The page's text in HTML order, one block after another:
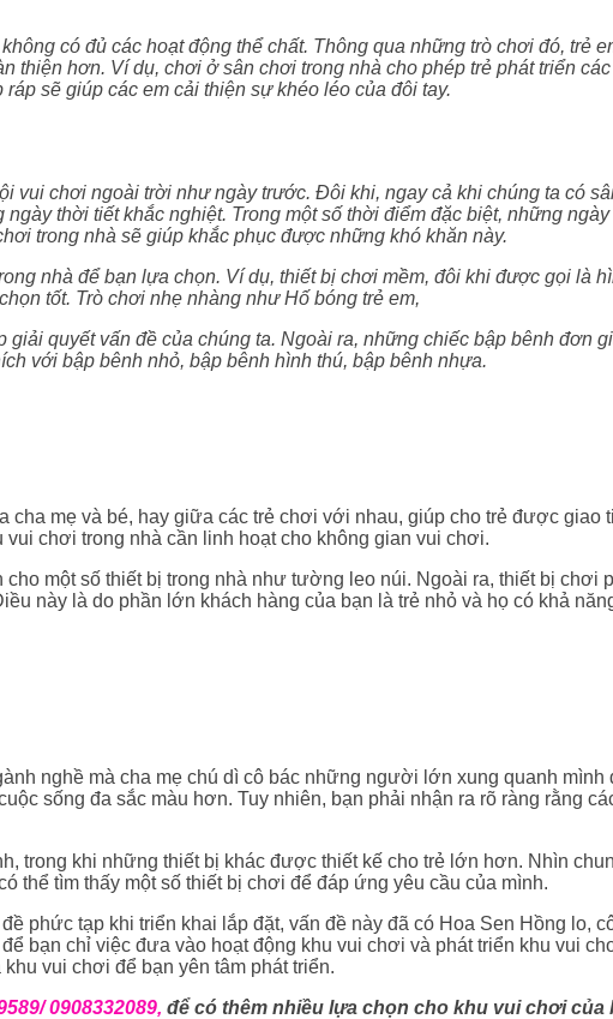
có đủ các hoạt động thể chất. Thông qua những trò chơi đó, trẻ
thiện hơn. Ví dụ, chơi ở sân chơi trong nhà cho phép trẻ phát triển
sẽ giúp các em cải thiện sự khéo léo của đôi tay.
vui chơi ngoài trời như ngày trước. Đôi khi, ngay cả khi chúng ta có
thời tiết khắc nghiệt. Trong một số thời điểm đặc biệt, những
trong nhà sẽ giúp khắc phục được những khó khăn này.
nhà để bạn lựa chọn. Ví dụ, thiết bị chơi mềm, đôi khi được gọi là
tốt. Trò chơi nhẹ nhàng như Hố bóng trẻ em,
quyết vấn đề của chúng ta. Ngoài ra, những chiếc bập bênh đơn
với bập bênh nhỏ, bập bênh hình thú, bập bênh nhựa.
mẹ và bé, hay giữa các trẻ chơi với nhau, giúp cho trẻ được giao
chơi trong nhà cần linh hoạt cho không gian vui chơi.
một số thiết bị trong nhà như tường leo núi. Ngoài ra, thiết bị chơi
này là do phần lớn khách hàng của bạn là trẻ nhỏ và họ có khả
nghề mà cha mẹ chú dì cô bác những người lớn xung quanh mình
sống đa sắc màu hơn. Tuy nhiên, bạn phải nhận ra rõ ràng rằng
trong khi những thiết bị khác được thiết kế cho trẻ lớn hơn. Nhìn
thể tìm thấy một số thiết bị chơi để đáp ứng yêu cầu của mình.
phức tạp khi triển khai lắp đặt, vấn đề này đã có Hoa Sen Hồng lo,
bạn chỉ việc đưa vào hoạt động khu vui chơi và phát triển khu vui
vui chơi để bạn yên tâm phát triển.
0908332089, để có thêm nhiều lựa chọn cho khu vui chơi của